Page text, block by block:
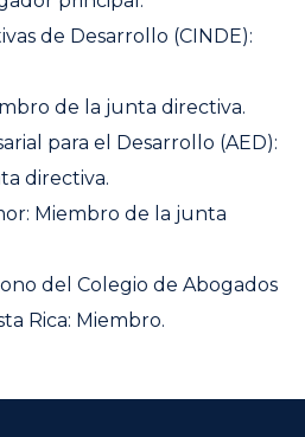
de Desarrollo (CINDE):
de la junta directiva.
para el Desarrollo (AED):
directiva.
Miembro de la junta
del Colegio de Abogados
Rica: Miembro.